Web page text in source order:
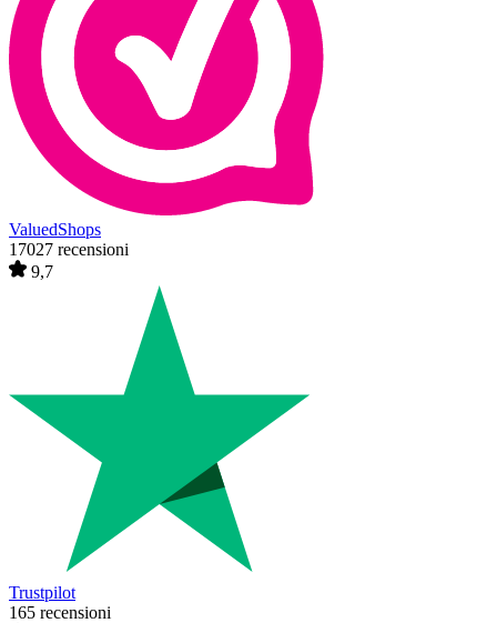
ValuedShops
17027 recensioni
9,7
Trustpilot
165 recensioni